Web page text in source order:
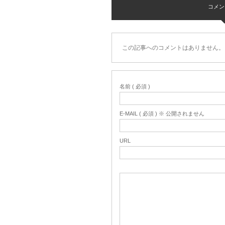
コメ
この記事へのコメントはありません。
名前 ( 必須 )
E-MAIL ( 必須 ) ※ 公開されません
URL